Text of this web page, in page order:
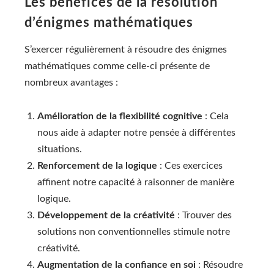
d’énigmes mathématiques
S’exercer régulièrement à résoudre des énigmes
mathématiques comme celle-ci présente de
nombreux avantages :
Amélioration de la flexibilité cognitive : Cela
nous aide à adapter notre pensée à différentes
situations.
Renforcement de la logique : Ces exercices
affinent notre capacité à raisonner de manière
logique.
Développement de la créativité : Trouver des
solutions non conventionnelles stimule notre
créativité.
Augmentation de la confiance en soi : Résoudre